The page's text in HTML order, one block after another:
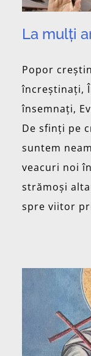
La mulți
Popor
încreștinați,
însemnați,
De sfinți pe
suntem
veacuri noi
strămoși
spre viitor